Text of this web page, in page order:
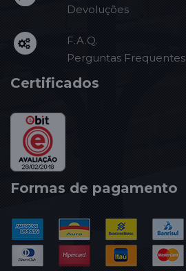
Devoluções
F.A.Q.
Perguntas Frequentes
Certificados
Formas de pagamento